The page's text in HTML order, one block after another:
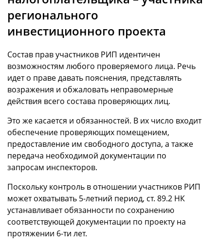
регионального
инвестиционного проекта
Состав прав участников РИП идентичен
возможностям любого проверяемого лица. Речь
идет о праве давать пояснения, представлять
возражения и обжаловать неправомерные
действия всего состава проверяющих лиц.
Это же касается и обязанностей. В их число входит
обеспечение проверяющих помещением,
предоставление им свободного доступа, а также
передача необходимой документации по
запросам инспекторов.
Поскольку контроль в отношении участников РИП
может охватывать 5-летний период, ст. 89.2 НК
устанавливает обязанности по сохранению
соответствующей документации по проекту на
протяжении 6-ти лет.